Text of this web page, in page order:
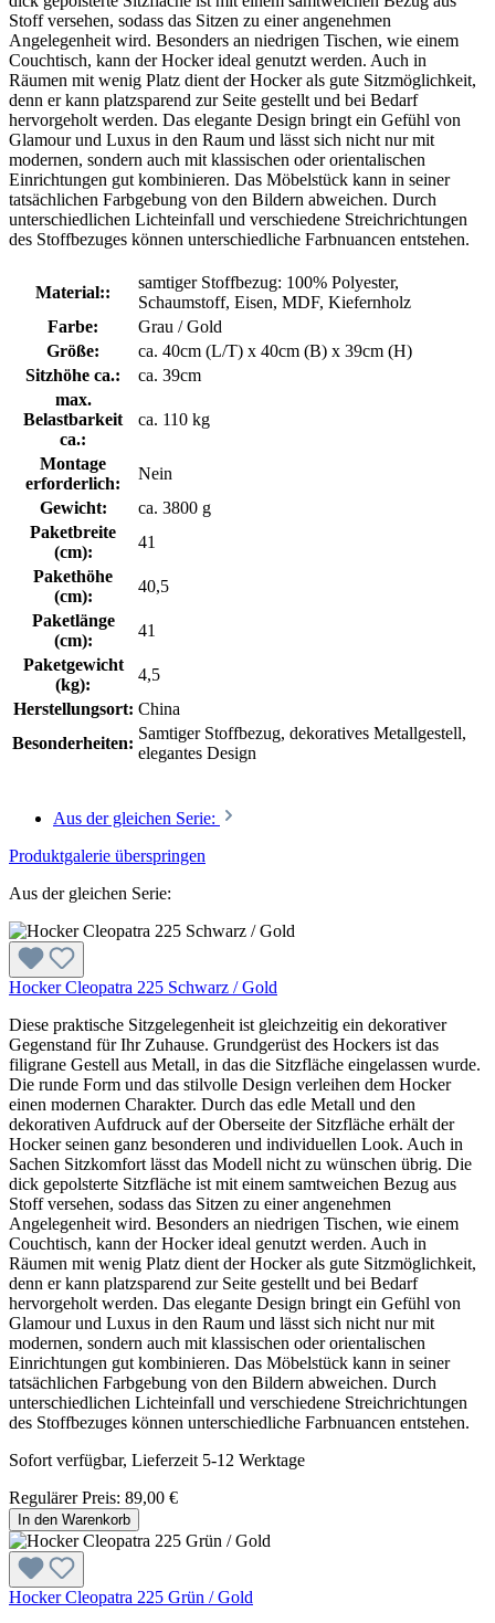
Stoff versehen, sodass das Sitzen zu einer angenehmen
Angelegenheit wird. Besonders an niedrigen Tischen, wie einem
Couchtisch, kann der Hocker ideal genutzt werden. Auch in
Räumen mit wenig Platz dient der Hocker als gute Sitzmöglichkeit,
denn er kann platzsparend zur Seite gestellt und bei Bedarf
hervorgeholt werden. Das elegante Design bringt ein Gefühl von
Glamour und Luxus in den Raum und lässt sich nicht nur mit
modernen, sondern auch mit klassischen oder orientalischen
Einrichtungen gut kombinieren. Das Möbelstück kann in seiner
tatsächlichen Farbgebung von den Bildern abweichen. Durch
unterschiedlichen Lichteinfall und verschiedene Streichrichtungen
des Stoffbezuges können unterschiedliche Farbnuancen entstehen.
Material::
samtiger Stoffbezug: 100% Polyester,
Schaumstoff, Eisen, MDF, Kiefernholz
Farbe:
Grau / Gold
Größe:
ca. 40cm (L/T) x 40cm (B) x 39cm (H)
Sitzhöhe ca.:
ca. 39cm
max.
Belastbarkeit
ca.:
ca. 110 kg
Montage
erforderlich:
Nein
Gewicht:
ca. 3800 g
Paketbreite
(cm):
41
Pakethöhe
(cm):
40,5
Paketlänge
(cm):
41
Paketgewicht
(kg):
4,5
Herstellungsort: China
Besonderheiten:
Samtiger Stoffbezug, dekoratives Metallgestell,
elegantes Design
Aus der gleichen Serie:
Produktgalerie überspringen
Aus der gleichen Serie:
Hocker Cleopatra 225 Schwarz / Gold
Diese praktische Sitzgelegenheit ist gleichzeitig ein dekorativer
Gegenstand für Ihr Zuhause. Grundgerüst des Hockers ist das
filigrane Gestell aus Metall, in das die Sitzfläche eingelassen wurde.
Die runde Form und das stilvolle Design verleihen dem Hocker
einen modernen Charakter. Durch das edle Metall und den
dekorativen Aufdruck auf der Oberseite der Sitzfläche erhält der
Hocker seinen ganz besonderen und individuellen Look. Auch in
Sachen Sitzkomfort lässt das Modell nicht zu wünschen übrig. Die
dick gepolsterte Sitzfläche ist mit einem samtweichen Bezug aus
Stoff versehen, sodass das Sitzen zu einer angenehmen
Angelegenheit wird. Besonders an niedrigen Tischen, wie einem
Couchtisch, kann der Hocker ideal genutzt werden. Auch in
Räumen mit wenig Platz dient der Hocker als gute Sitzmöglichkeit,
denn er kann platzsparend zur Seite gestellt und bei Bedarf
hervorgeholt werden. Das elegante Design bringt ein Gefühl von
Glamour und Luxus in den Raum und lässt sich nicht nur mit
modernen, sondern auch mit klassischen oder orientalischen
Einrichtungen gut kombinieren. Das Möbelstück kann in seiner
tatsächlichen Farbgebung von den Bildern abweichen. Durch
unterschiedlichen Lichteinfall und verschiedene Streichrichtungen
des Stoffbezuges können unterschiedliche Farbnuancen entstehen.
Sofort verfügbar, Lieferzeit 5-12 Werktage
Regulärer Preis: 89,00 €
In den Warenkorb
Hocker Cleopatra 225 Grün / Gold